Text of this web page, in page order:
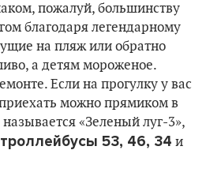
пожалуй, большинству
благодаря легендарному
на пляж или обратно
а детям мороженое.
Если на прогулку у вас
можно прямиком в
называется «Зеленый луг-3»,
троллейбусы 53, 46, 34 и